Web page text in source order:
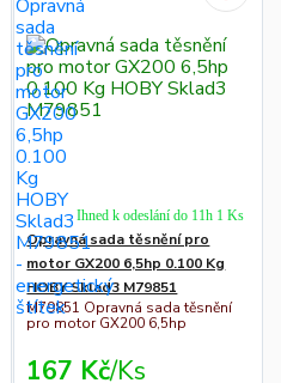
Opravná sada těsnění pro
motor GX200 6,5hp 0.100 Kg
HOBY Sklad3 M79851
M79851 Opravná sada těsnění
pro motor GX200 6,5hp
167 Kč/Ks
Ihned k odeslání do 11h 1 Ks